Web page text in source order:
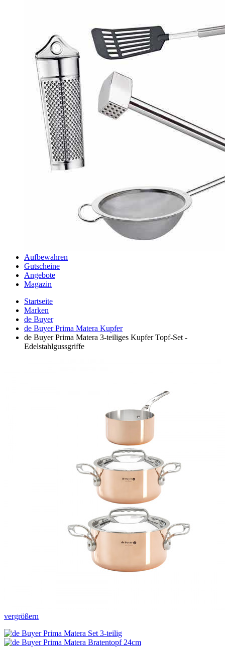
Aufbewahren
Gutscheine
Angebote
Magazin
Startseite
Marken
de Buyer
de Buyer Prima Matera Kupfer
de Buyer Prima Matera 3-teiliges Kupfer Topf-Set -
Edelstahlgussgriffe
vergrößern